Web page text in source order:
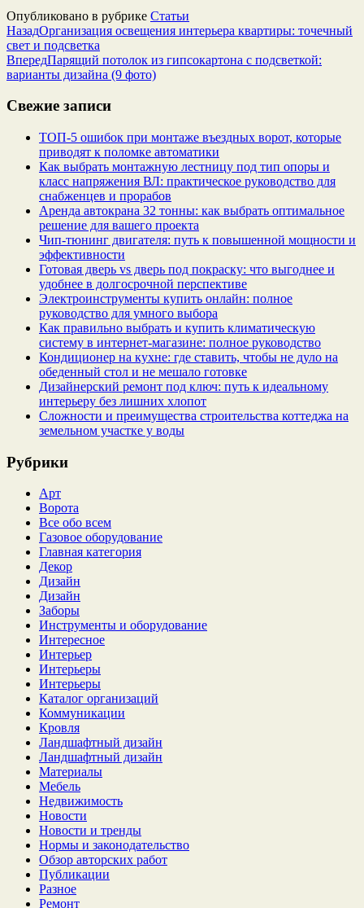
Опубликовано в рубрике Статьи
НазадОрганизация освещения интерьера квартиры: точечный
свет и подсветка
ВпередПарящий потолок из гипсокартона с подсветкой:
варианты дизайна (9 фото)
Свежие записи
ТОП-5 ошибок при монтаже въездных ворот, которые
приводят к поломке автоматики
Как выбрать монтажную лестницу под тип опоры и
класс напряжения ВЛ: практическое руководство для
снабженцев и прорабов
Аренда автокрана 32 тонны: как выбрать оптимальное
решение для вашего проекта
Чип‑тюнинг двигателя: путь к повышенной мощности и
эффективности
Готовая дверь vs дверь под покраску: что выгоднее и
удобнее в долгосрочной перспективе
Электроинструменты купить онлайн: полное
руководство для умного выбора
Как правильно выбрать и купить климатическую
систему в интернет‑магазине: полное руководство
Кондиционер на кухне: где ставить, чтобы не дуло на
обеденный стол и не мешало готовке
Дизайнерский ремонт под ключ: путь к идеальному
интерьеру без лишних хлопот
Сложности и преимущества строительства коттеджа на
земельном участке у воды
Рубрики
Арт
Ворота
Все обо всем
Газовое оборудование
Главная категория
Декор
Дизайн
Дизайн
Заборы
Инструменты и оборудование
Интересное
Интерьер
Интерьеры
Интерьеры
Каталог организаций
Коммуникации
Кровля
Ландшафтный дизайн
Ландшафтный дизайн
Материалы
Мебель
Недвижимость
Новости
Новости и тренды
Нормы и законодательство
Обзор авторских работ
Публикации
Разное
Ремонт